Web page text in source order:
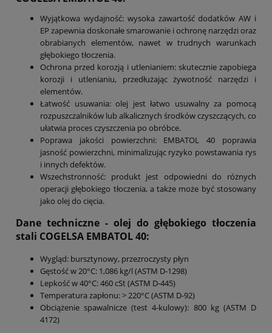
Wyjątkowa wydajność: wysoka zawartość dodatków AW i
EP zapewnia doskonałe smarowanie i ochronę narzędzi oraz
obrabianych elementów, nawet w trudnych warunkach
głębokiego tłoczenia.
Ochrona przed korozją i utlenianiem: skutecznie zapobiega
korozji i utlenianiu, przedłużając żywotność narzędzi i
elementów.
Łatwość usuwania: olej jest łatwo usuwalny za pomocą
rozpuszczalników lub alkalicznych środków czyszczących, co
ułatwia proces czyszczenia po obróbce.
Poprawa jakości powierzchni: EMBATOL 40 poprawia
jasność powierzchni, minimalizując ryzyko powstawania rys
i innych defektów.
Wszechstronność: produkt jest odpowiedni do różnych
operacji głębokiego tłoczenia, a także może być stosowany
jako olej do cięcia.
Dane techniczne - olej do głębokiego tłoczenia
stali COGELSA EMBATOL 40:
Wygląd: bursztynowy, przezroczysty płyn
Gęstość w 20°C: 1,086 kg/l (ASTM D-1298)
Lepkość w 40°C: 460 cSt (ASTM D-445)
Temperatura zapłonu: > 220°C (ASTM D-92)
Obciążenie spawalnicze (test 4-kulowy): 800 kg (ASTM D
4172)